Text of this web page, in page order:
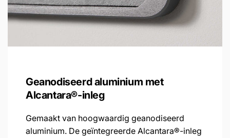
Geanodiseerd aluminium met
Alcantara®-inleg
Gemaakt van hoogwaardig geanodiseerd
aluminium. De geïntegreerde Alcantara®-inleg